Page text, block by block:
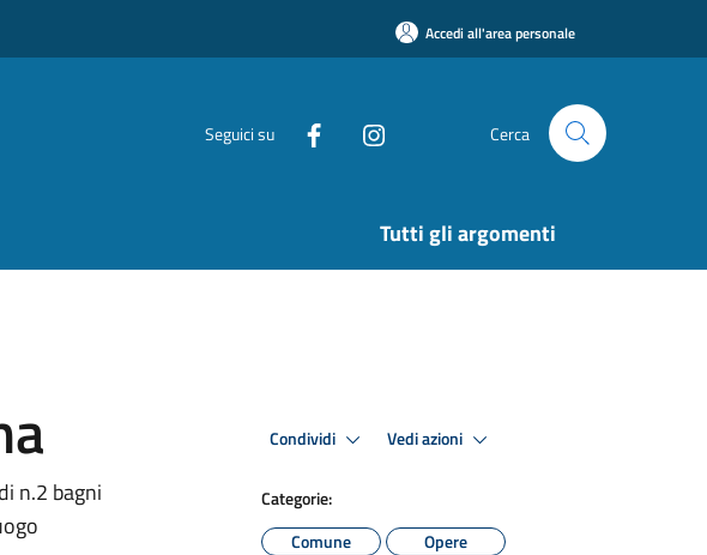
Accedi all'area personale
Seguici su Cerca
Tutti gli argomenti
n.2 bagni
Condividi Vedi azioni
Categorie:
Comune
Opere